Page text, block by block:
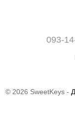
093-
© 2026 SweetKeys -